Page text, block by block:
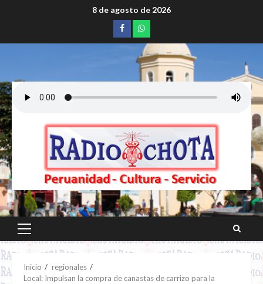
8 de agosto de 2026
Facebookwhatsapp
Menú
principal
Inicio
regionales
Local: Impulsan la compra de canastas de carrizo para la